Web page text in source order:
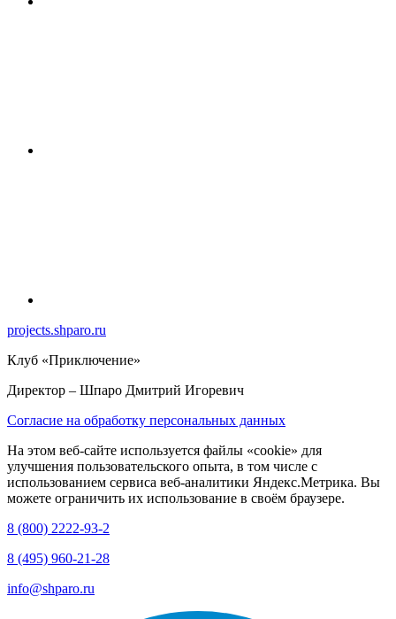
projects.shparo.ru
Клуб «Приключение»
Директор – Шпаро Дмитрий Игоревич
Согласие на обработку персональных данных
На этом веб-сайте используется файлы «cookie» для
улучшения пользовательского опыта, в том числе с
использованием сервиса веб-аналитики Яндекс.Метрика. Вы
можете ограничить их использование в своём браузере.
8 (800) 2222-93-2
8 (495) 960-21-28
info@shparo.ru